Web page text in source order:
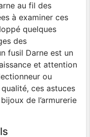
au fil des
à examiner ces
quelques
des
fusil Darne est un
et attention
ou
ces astuces
de l’armurerie